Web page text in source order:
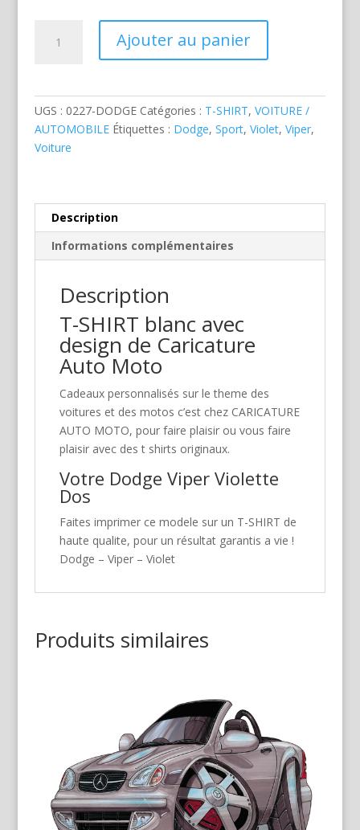
Ajouter au panier
UGS : 0227-DODGE Catégories : T-SHIRT, VOITURE /
AUTOMOBILE Étiquettes : Dodge, Sport, Violet, Viper,
Voiture
Description
Informations complémentaires
Description
T-SHIRT blanc avec
design de Caricature
Auto Moto
Cadeaux personnalisés sur le theme des
voitures et des motos c’est chez CARICATURE
AUTO MOTO, pour faire plaisir ou vous faire
plaisir avec des t shirts originaux.
Votre Dodge Viper Violette
Dos
Faites imprimer ce modele sur un T-SHIRT de
haute qualite, pour un résultat garantis a vie !
Dodge – Viper – Violet
Produits similaires